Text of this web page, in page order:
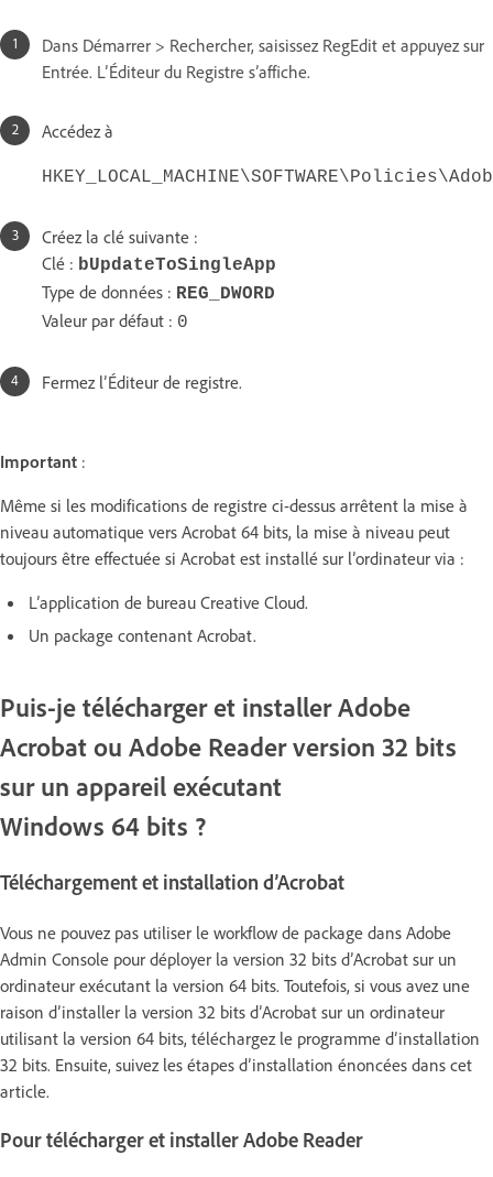
Dans Démarrer > Rechercher, saisissez RegEdit et appuyez sur
Entrée. L’Éditeur du Registre s’affiche.
Accédez à
Créez la clé suivante :
Clé : bUpdateToSingleApp
Type de données : REG_DWORD
Valeur par défaut : 0
Fermez l’Éditeur de registre.
Important :
Même si les modifications de registre ci-dessus arrêtent la mise à
niveau automatique vers Acrobat 64 bits, la mise à niveau peut
toujours être effectuée si Acrobat est installé sur l’ordinateur via :
L’application de bureau Creative Cloud.
Un package contenant Acrobat.
Puis-je télécharger et installer Adobe
Acrobat ou Adobe Reader version 32 bits
sur un appareil exécutant
Windows 64 bits ?
Téléchargement et installation d’Acrobat
Vous ne pouvez pas utiliser le workflow de package dans Adobe
Admin Console pour déployer la version 32 bits d’Acrobat sur un
ordinateur exécutant la version 64 bits. Toutefois, si vous avez une
raison d’installer la version 32 bits d’Acrobat sur un ordinateur
utilisant la version 64 bits, téléchargez le programme d’installation
32 bits. Ensuite, suivez les étapes d’installation énoncées dans cet
article.
Pour télécharger et installer Adobe Reader